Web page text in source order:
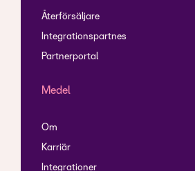
Återförsäljare
Integrationspartnes
Partnerportal
Medel
Om
Karriär
Integrationer